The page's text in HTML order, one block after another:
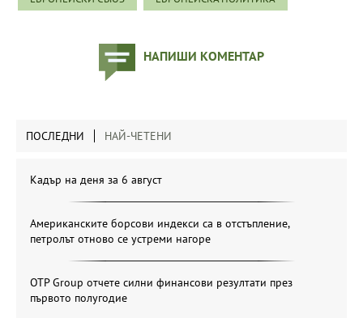
НАПИШИ КОМЕНТАР
ПОСЛЕДНИ НАЙ-ЧЕТЕНИ
Кадър на деня за 6 август
Американските борсови индекси са в отстъпление,
петролът отново се устреми нагоре
OTP Group отчете силни финансови резултати през
първото полугодие